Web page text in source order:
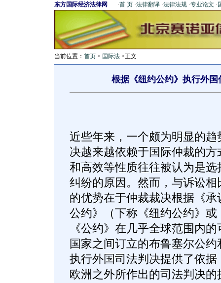
东方国际经济法律网 ·首 页 ·法律翻译 ·法律法规 ·专业论文 ·
当前位置： 首页 > 国际法 >正文
根据《纽约公约》执行外
近些年来，一个颇为明显的
决越来越依赖于国际仲裁的
和高效等性质往往被认为是
纠纷的原因。然而，与诉讼
的优势在于仲裁裁决根据《
公约》（下称《纽约公约》
《公约》在几乎全球范围内
国家之间订立的布鲁塞尔公
执行外国司法判决提供了依
欧洲之外所作出的司法判决